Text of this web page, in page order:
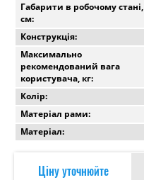
Габарити в робочому стані,
см:
Конструкція:
Максимально
рекомендований вага
користувача, кг:
Колір:
Матеріал рами:
Матеріал:
Ціну уточнюйте